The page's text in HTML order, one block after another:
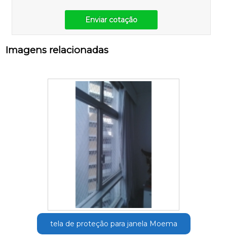
Enviar cotação
Imagens relacionadas
tela de proteção para janela Moema